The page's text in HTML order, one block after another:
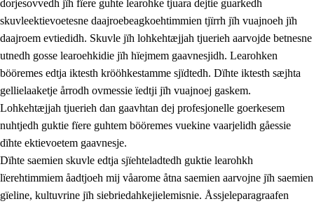
goerehtimmievæljoe
1.5 Eatnemem krööhkestidh jïh byjresegoerkesevoete
1.6 Demokratije jïh meatanårrome
dorjesovvedh jïh fïere guhte learohke tjuara dejtie guarkedh
skuvleektievoetesne daajroebeagkoehtimmien tjïrrh jïh vuajnoeh jïh
daajroem evtiedidh. Skuvle jïh lohkehtæjjah tjuerieh aarvojde betnesne
utnedh gosse learoehkidie jïh hïejmem gaavnesjidh. Learohken
bööremes edtja iktesth krööhkestamme sjïdtedh. Dïhte iktesth sæjhta
gellielaaketje årrodh ovmessie ïedtji jïh vuajnoej gaskem.
Lohkehtæjjah tjuerieh dan gaavhtan dej profesjonelle goerkesem
nuhtjedh guktie fïere guhtem bööremes vuekine vaarjelidh gåessie
dïhte ektievoetem gaavnesje.
Dïhte saemien skuvle edtja sjïehteladtedh guktie learohkh
lïerehtimmiem åadtjoeh mij våarome åtna saemien aarvojne jïh saemien
gïeline, kultuvrine jïh siebriedahkejielemisnie. Åssjeleparagraafen